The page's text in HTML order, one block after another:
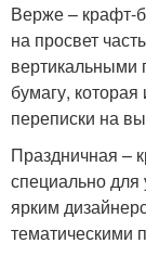
Верже – крафт-
на просвет
вертикальными
бумагу,
переписки на
Праздничная –
специально для
ярким
тематическими